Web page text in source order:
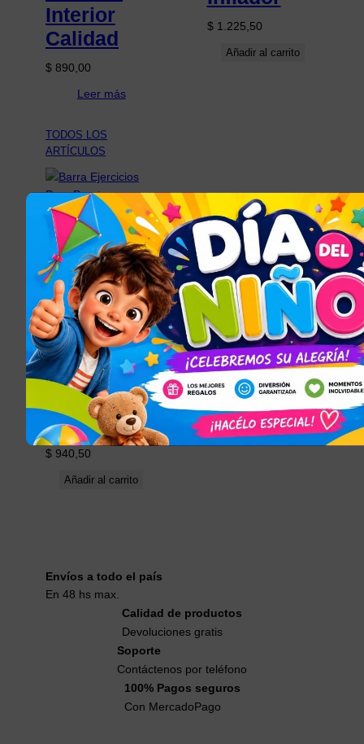
Interior
Calidad
$ 890,00
Leer más
$1.225,50
Añadir al carrito
TODOS LOS
ARTÍCULOS
Barra
Ejercicios
Para
Puerta
Multifunció
n
Abdominal
es
$ 940,50
Añadir al carrito
Envíos a todo el país
En 48 hs max.
Calidad de productos
Devoluciones gratis
Soporte
Contáctenos por teléfono
100% Pagos seguros
Con MercadoPago